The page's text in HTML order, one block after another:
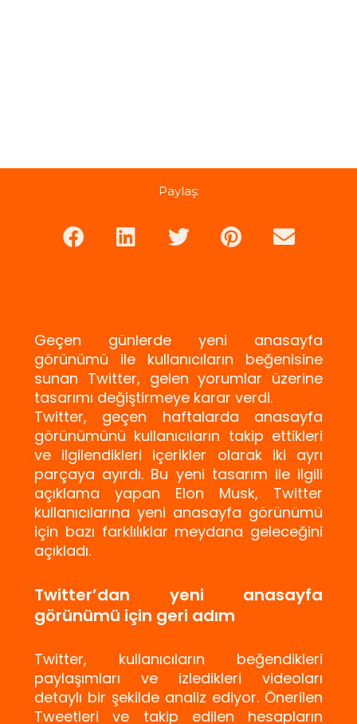
Paylaş:
Geçen günlerde yeni anasayfa
görünümü ile kullanıcıların beğenisine
sunan Twitter, gelen yorumlar üzerine
tasarımı değiştirmeye karar verdi.
Twitter, geçen haftalarda anasayfa
görünümünü kullanıcıların takip ettikleri
ve ilgilendikleri içerikler olarak iki ayrı
parçaya ayırdı. Bu yeni tasarım ile ilgili
açıklama yapan Elon Musk, Twitter
kullanıcılarına yeni anasayfa görünümü
için bazı farklılıklar meydana geleceğini
açıkladı.
Twitter’dan yeni anasayfa
görünümü için geri adım
Twitter, kullanıcıların beğendikleri
paylaşımları ve izledikleri videoları
detaylı bir şekilde analiz ediyor. Önerilen
Tweetleri ve takip edilen hesapların